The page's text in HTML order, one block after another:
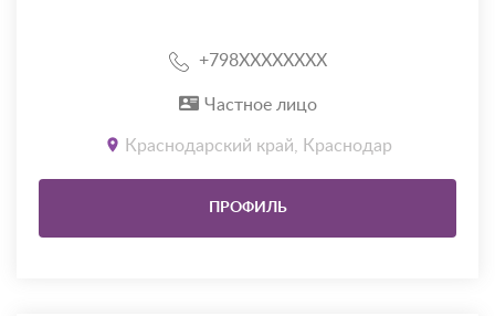
+798XXXXXXXX
Частное лицо
Краснодарский край, Краснодар
ПРОФИЛЬ